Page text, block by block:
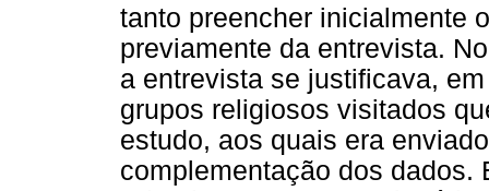
tanto preencher inicialmente
previamente da entrevista.
a entrevista se justificava,
grupos religiosos visitados
estudo, aos quais era
complementação dos dados.